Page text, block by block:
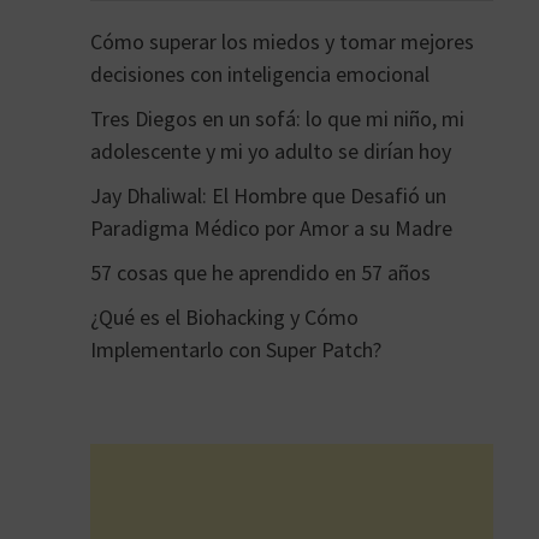
Cómo superar los miedos y tomar mejores
decisiones con inteligencia emocional
Tres Diegos en un sofá: lo que mi niño, mi
adolescente y mi yo adulto se dirían hoy
Jay Dhaliwal: El Hombre que Desafió un
Paradigma Médico por Amor a su Madre
57 cosas que he aprendido en 57 años
¿Qué es el Biohacking y Cómo
Implementarlo con Super Patch?